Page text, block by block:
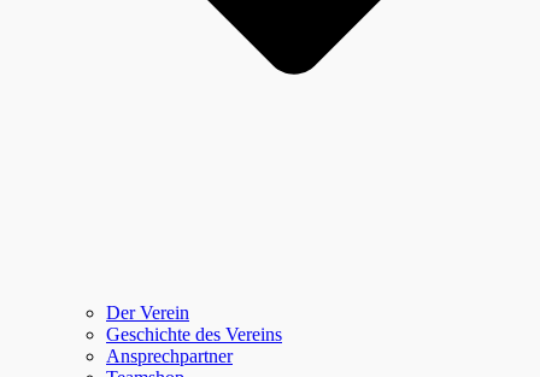
Der Verein
Geschichte des Vereins
Ansprechpartner